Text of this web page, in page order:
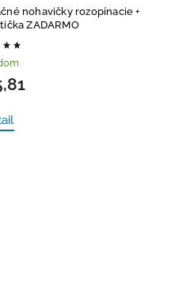
nohavičky rozopínacie+
ZADARMO